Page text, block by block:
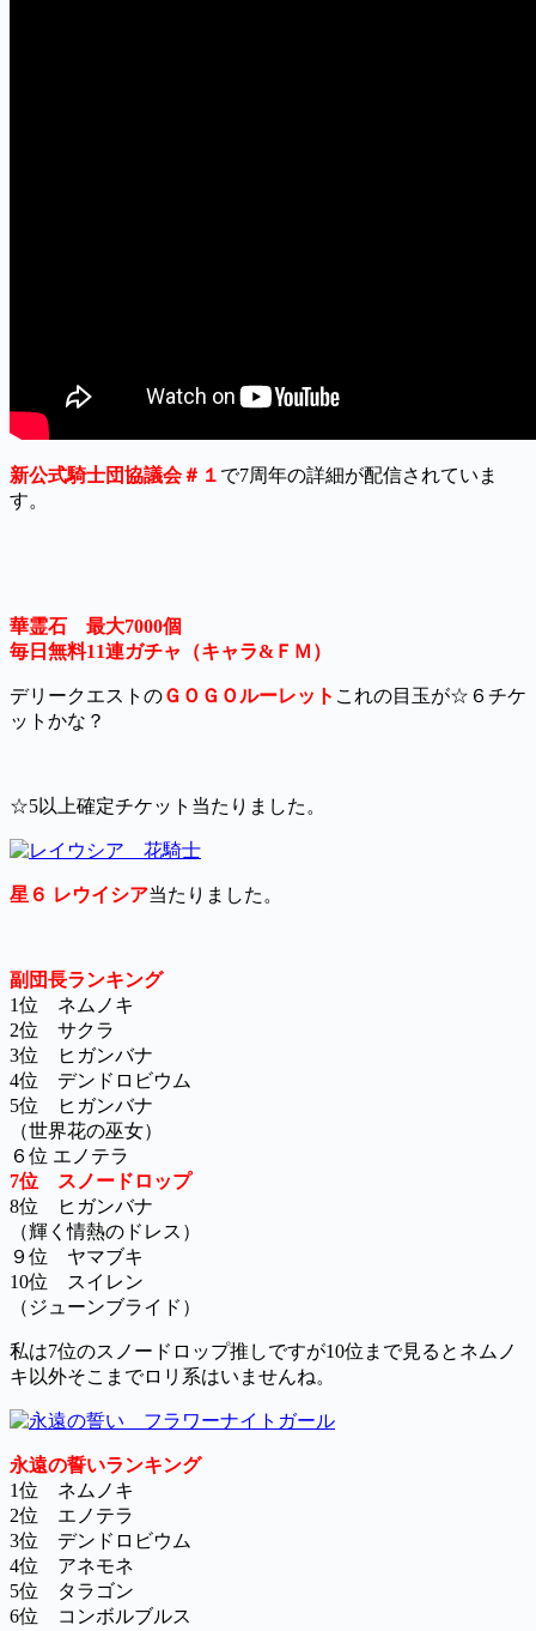
新公式騎士団協議会＃１ で7周年の詳細が配信されていま
す。
華霊石 最大7000個
毎日無料11連ガチャ（キャラ&ＦＭ）
デリークエストのＧＯＧＯルーレット これの目玉が☆６チケ
ットかな？
☆5以上確定チケット当たりました。
星６ レウイシア当たりました。
副団長ランキング
1位 ネムノキ
2位 サクラ
3位 ヒガンバナ
4位 デンドロビウム
5位 ヒガンバナ
（世界花の巫女）
６位 エノテラ
7位 スノードロップ
8位 ヒガンバナ
（輝く情熱のドレス）
９位 ヤマブキ
10位 スイレン
（ジューンブライド）
私は7位のスノードロップ推しですが10位まで見るとネムノ
キ以外そこまでロリ系はいませんね。
永遠の誓いランキング
1位 ネムノキ
2位 エノテラ
3位 デンドロビウム
4位 アネモネ
5位 タラゴン
6位 コンボルブルス